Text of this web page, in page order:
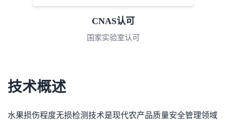
AAA诚信
3A诚信单位
技术概述
水果损伤程度无损检测技术是现代农产品质量安全管理领域